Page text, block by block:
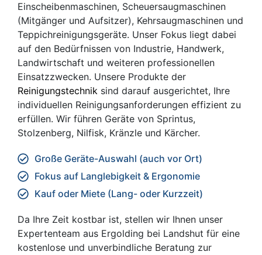
Einscheibenmaschinen, Scheuer­saug­maschinen
(Mitgänger und Aufsitzer), Kehrsaugmaschinen und
Teppich­reinigungs­geräte. Unser Fokus liegt dabei
auf den Bedürfnissen von Industrie, Handwerk,
Landwirtschaft und weiteren professionellen
Einsatzzwecken. Unsere Produkte der
Reinigungstechnik sind darauf ausgerichtet, Ihre
individuellen Reinigungs­anforderungen effizient zu
erfüllen. Wir führen Geräte von Sprintus,
Stolzenberg, Nilfisk, Kränzle und Kärcher.
Große Geräte-Auswahl (auch vor Ort)
Fokus auf Langlebigkeit & Ergonomie
Kauf oder Miete (Lang- oder Kurzzeit)
Da Ihre Zeit kostbar ist, stellen wir Ihnen unser
Expertenteam aus Ergolding bei Landshut für eine
kostenlose und unverbindliche Beratung zur